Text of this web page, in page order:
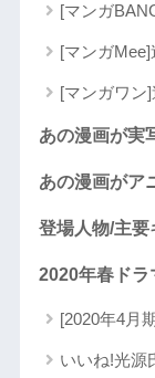
[マンガ
[マンガ
[マンガワン
あの漫画が実
あの漫画がア
登場人物/主
2020年春ドラ
[2020年4月
いいね!光源